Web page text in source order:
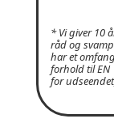
* Vi giver 10
råd og
har et
forhold til
for